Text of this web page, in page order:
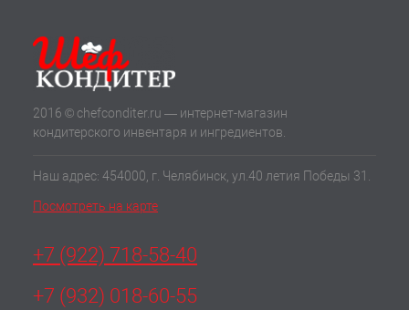
2016 © chefconditer.ru — интернет-магазин
кондитерского инвентаря и ингредиентов.
Наш адрес: 454000, г. Челябинск, ул.40 летия Победы 31.
Посмотреть на карте
+7 (922) 718-58-40
+7 (932) 018-60-55